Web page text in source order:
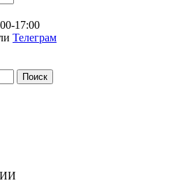
17:00
Телеграм
Поиск